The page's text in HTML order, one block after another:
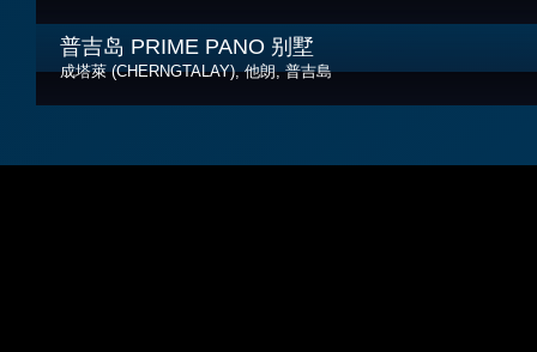
普吉岛 PRIME PANO 别墅
成塔萊 (CHERNGTALAY), 他朗, 普吉島